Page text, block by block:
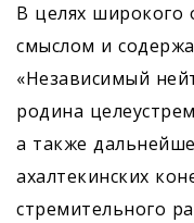
В целях широкого
смыслом и
«Независимый
родина
а также
ахалтекинских
стремительного